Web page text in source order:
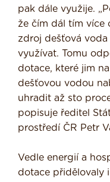
pak dále využije.
že čím dál tím více
zdroj dešťová voda
využívat. Tomu
dotace, které jim
dešťovou vodou
uhradit až sto
popisuje ředitel
prostředí ČR Petr
Vedle energií a
dotace přidělovaly i